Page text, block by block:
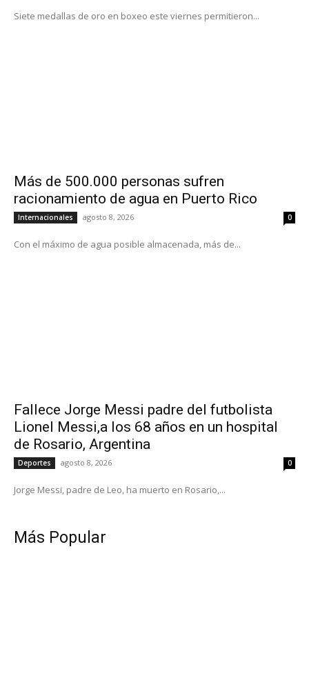
Siete medallas de oro en boxeo este viernes permitieron...
Más de 500.000 personas sufren
racionamiento de agua en Puerto Rico
Internacionales agosto 8, 2026 0
Con el máximo de agua posible almacenada, más de...
Fallece Jorge Messi padre del futbolista
Lionel Messi,a los 68 años en un hospital
de Rosario, Argentina
Deportes agosto 8, 2026 0
Jorge Messi, padre de Leo, ha muerto en Rosario,...
Más Popular